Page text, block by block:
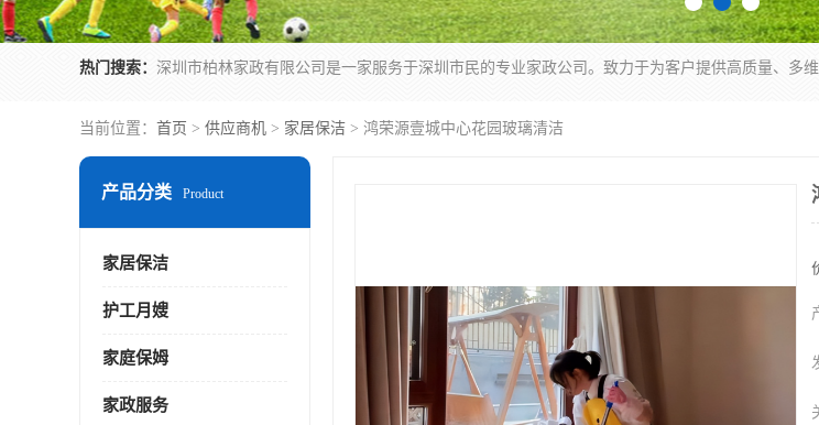
热门搜索：
当前位置： 首页 > 供应商机 > 家居保洁 > 鸿荣源壹城中心花园玻璃清洁
产品分类 Product
家居保洁
护工月嫂
家庭保姆
家政服务